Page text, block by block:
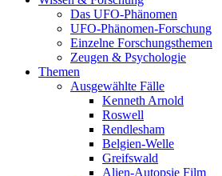
Das UFO-Phänomen
UFO-Phänomen-Forschung
Einzelne Forschungsthemen
Zeugen & Psychologie
Themen
Ausgewählte Fälle
Kenneth Arnold
Roswell
Rendlesham
Belgien-Welle
Greifswald
Alien-Autopsie Film